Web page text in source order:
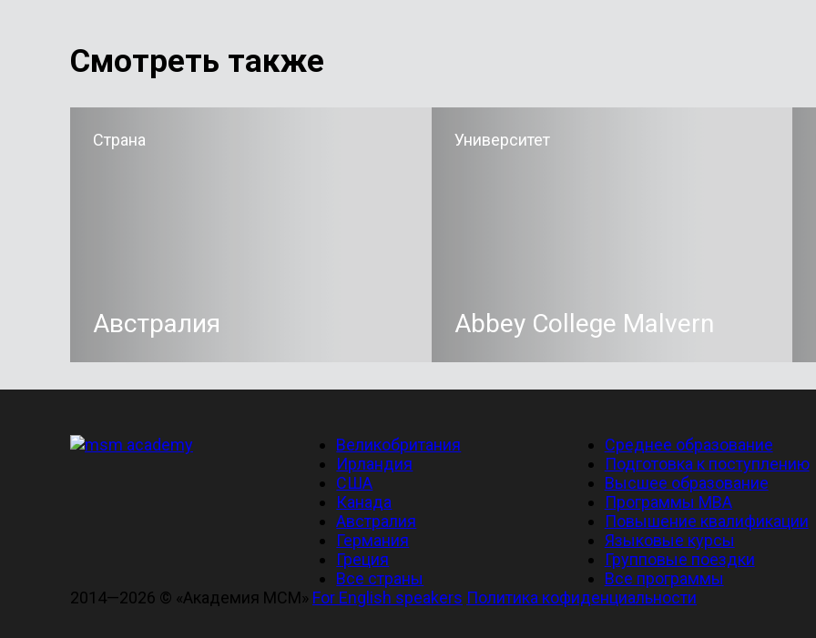
Смотреть также
Страна
Австралия
Университет
Abbey College Malvern
Великобритания
Ирландия
США
Канада
Австралия
Германия
Греция
Все страны
Среднее образование
Подготовка к поступлению
Высшее образование
Программы MBA
Повышение квалификации
Языковые курсы
Групповые поездки
Все программы
2014—2026 © «Академия МСМ» For English speakers Политика кофиденциальности